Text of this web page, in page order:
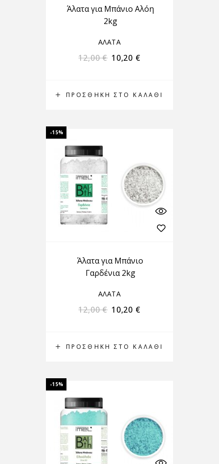
ΠΡΟΣΘΉΚΗ ΣΤΟ ΚΑΛΆΘΙ
Άλατα για Μπάνιο Αλόη
2kg
ΑΛΑΤΑ
12,00€ 10,20 €
-15%
ΠΡΟΣΘΉΚΗ ΣΤΟ ΚΑΛΆΘΙ
Άλατα για Μπάνιο
Γαρδένια 2kg
ΑΛΑΤΑ
12,00€ 10,20 €
-15%